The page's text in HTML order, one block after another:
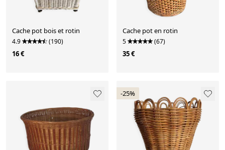
Cache pot bois et rotin
4.9 (190)
16 €
Cache pot en rotin
5 (67)
35 €
-25%